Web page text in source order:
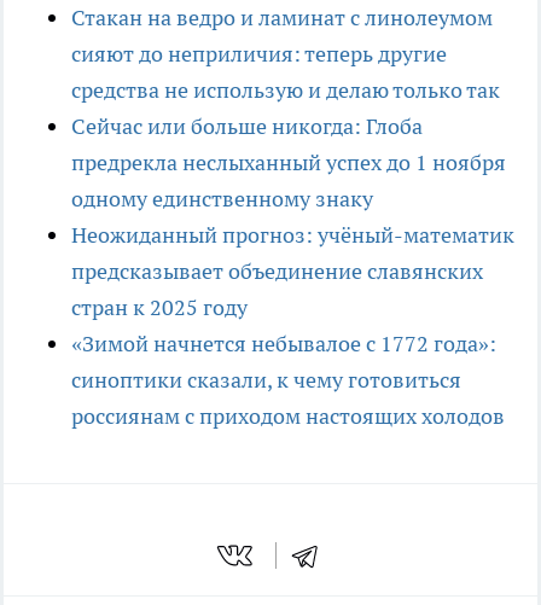
Стакан на ведро и ламинат с линолеумом
сияют до неприличия: теперь другие
средства не использую и делаю только так
Сейчас или больше никогда: Глоба
предрекла неслыханный успех до 1 ноября
одному единственному знаку
Неожиданный прогноз: учёный-математик
предсказывает объединение славянских
стран к 2025 году
«Зимой начнется небывалое с 1772 года»:
синоптики сказали, к чему готовиться
россиянам с приходом настоящих холодов